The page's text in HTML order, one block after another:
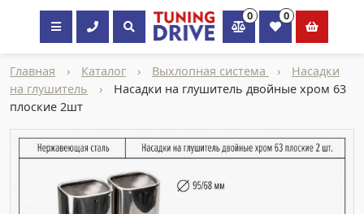
0 0
×
Главная › Каталог › Выхлопная система ›
Насадки
на глушитель
›
Насадки на глушитель двойные хром 63
плоские 2шт